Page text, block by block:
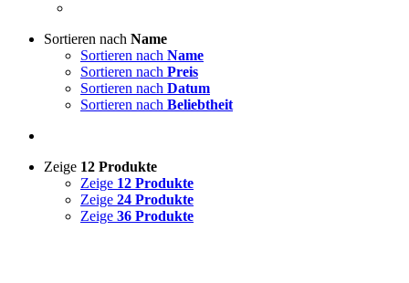
Sortieren nach Name
Sortieren nach Name
Sortieren nach Preis
Sortieren nach Datum
Sortieren nach Beliebtheit
Zeige 12 Produkte
Zeige 12 Produkte
Zeige 24 Produkte
Zeige 36 Produkte